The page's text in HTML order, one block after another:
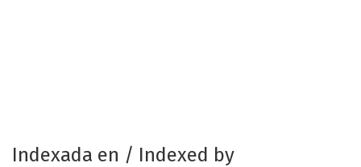
Indexada en / Indexed by